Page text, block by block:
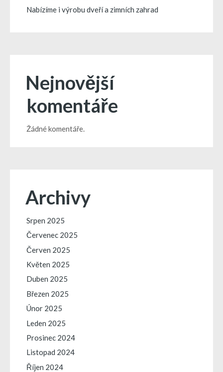
Nabízíme i výrobu dveří a zimních zahrad
Nejnovější
komentáře
Žádné komentáře.
Archivy
Srpen 2025
Červenec 2025
Červen 2025
Květen 2025
Duben 2025
Březen 2025
Únor 2025
Leden 2025
Prosinec 2024
Listopad 2024
Říjen 2024